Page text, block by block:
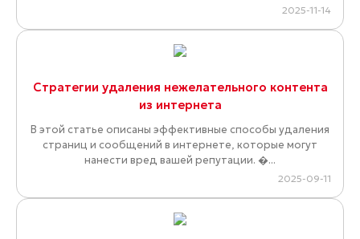
2025-11-14
Стратегии удаления нежелательного контента
из интернета
В этой статье описаны эффективные способы удаления
страниц и сообщений в интернете, которые могут
нанести вред вашей репутации. �...
2025-09-11